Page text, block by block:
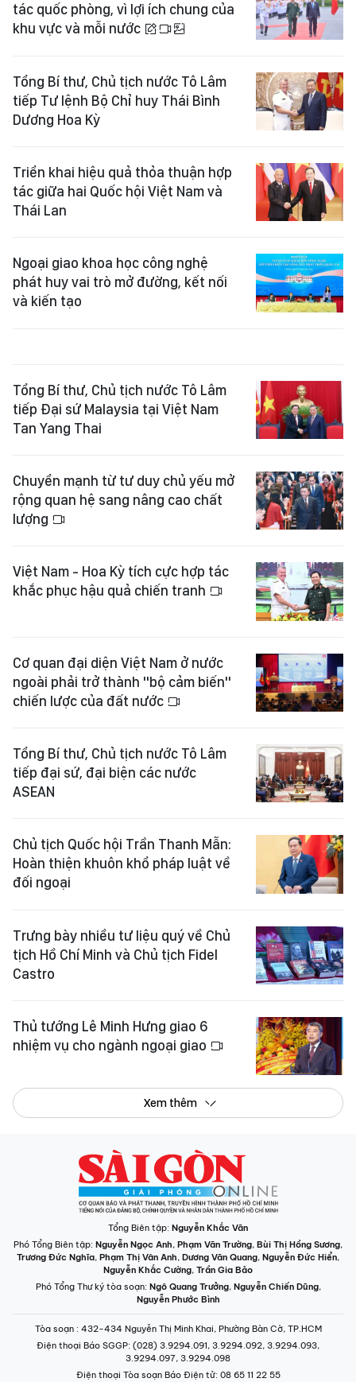
tác quốc phòng, vì lợi ích chung của
khu vực và mỗi nước
Tổng Bí thư, Chủ tịch nước Tô Lâm
tiếp Tư lệnh Bộ Chỉ huy Thái Bình
Dương Hoa Kỳ
Triển khai hiệu quả thỏa thuận hợp
tác giữa hai Quốc hội Việt Nam và
Thái Lan
Ngoại giao khoa học công nghệ
phát huy vai trò mở đường, kết nối
và kiến tạo
Tổng Bí thư, Chủ tịch nước Tô Lâm
tiếp Đại sứ Malaysia tại Việt Nam
Tan Yang Thai
Chuyển mạnh từ tư duy chủ yếu mở
rộng quan hệ sang nâng cao chất
lượng
Việt Nam - Hoa Kỳ tích cực hợp tác
khắc phục hậu quả chiến tranh
Cơ quan đại diện Việt Nam ở nước
ngoài phải trở thành "bộ cảm biến"
chiến lược của đất nước
Tổng Bí thư, Chủ tịch nước Tô Lâm
tiếp đại sứ, đại biện các nước
ASEAN
Chủ tịch Quốc hội Trần Thanh Mẫn:
Hoàn thiện khuôn khổ pháp luật về
đối ngoại
Trưng bày nhiều tư liệu quý về Chủ
tịch Hồ Chí Minh và Chủ tịch Fidel
Castro
Thủ tướng Lê Minh Hưng giao 6
nhiệm vụ cho ngành ngoại giao
Xem thêm
Tổng Biên tập: Nguyễn Khắc Văn
Phó Tổng Biên tập: Nguyễn Ngọc Anh, Phạm Văn Trường, Bùi Thị Hồng Sương,
Trương Đức Nghĩa, Phạm Thị Vân Anh, Dương Văn Quang, Nguyễn Đức Hiển,
Nguyễn Khắc Cường, Trần Gia Bảo
Phó Tổng Thư ký tòa soạn: Ngô Quang Trưởng, Nguyễn Chiến Dũng,
Nguyễn Phước Bình
Tòa soạn : 432-434 Nguyễn Thị Minh Khai, Phường Bàn Cờ, TP.HCM
Điện thoại Báo SGGP: (028) 3.9294.091, 3.9294.092, 3.9294.093,
3.9294.097, 3.9294.098
Điện thoại Tòa soạn Báo Điện tử: 08 65 11 22 55